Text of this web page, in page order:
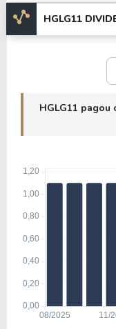
HGLG11
HGLG11